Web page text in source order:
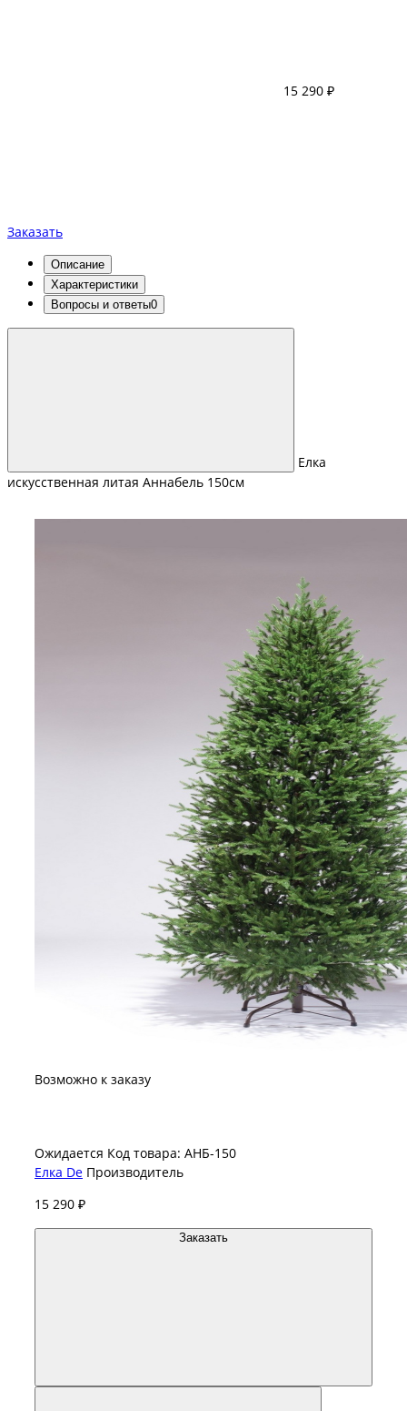
15 290 ₽
Заказать
Описание
Характеристики
Вопросы и ответы0
Елка
искусственная литая Аннабель 150см
Возможно к заказу
Ожидается Код товара: АНБ-150
Елка De Производитель
15 290 ₽
Заказать